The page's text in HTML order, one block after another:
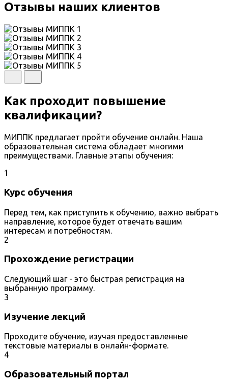
Отзывы наших клиентов
Как проходит повышение
квалификации?
МИППК предлагает пройти обучение онлайн. Наша
образовательная система обладает многими
преимуществами. Главные этапы обучения:
1
Курс обучения
Перед тем, как приступить к обучению, важно выбрать
направление, которое будет отвечать вашим
интересам и потребностям.
2
Прохождение регистрации
Следующий шаг - это быстрая регистрация на
выбранную программу.
3
Изучение лекций
Проходите обучение, изучая предоставленные
текстовые материалы в онлайн-формате.
4
Образовательный портал